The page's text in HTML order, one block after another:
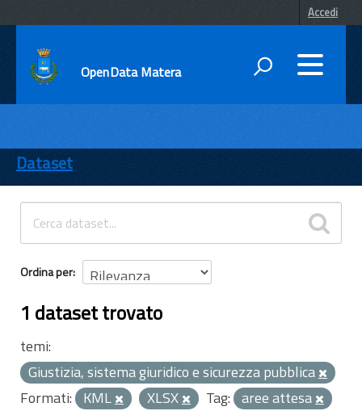
Accedi
OpenData Matera
ENTI
TEMI
INFORMAZIONI
Dataset
Ordina per
1 dataset trovato
temi:
Giustizia, sistema giuridico e sicurezza pubblica
Formati: KML XLSX Tag: aree attesa